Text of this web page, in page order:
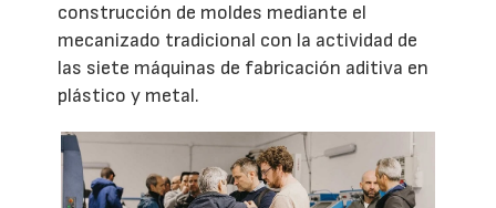
construcción de moldes mediante el
mecanizado tradicional con la actividad de
las siete máquinas de fabricación aditiva en
plástico y metal.